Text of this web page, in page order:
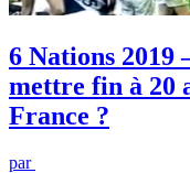
6 Nations 2019
mettre fin à 20
France ?
par